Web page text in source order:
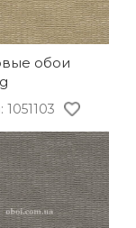
обои
1051103